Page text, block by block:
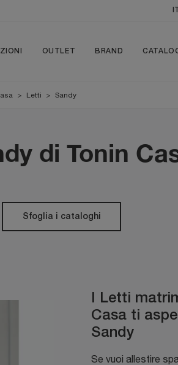
OUTLET BRAND
> Letti > Sandy
di Tonin
Sfoglia i cataloghi
I Letti
Casa ti
Sandy
Se vuoi allestire